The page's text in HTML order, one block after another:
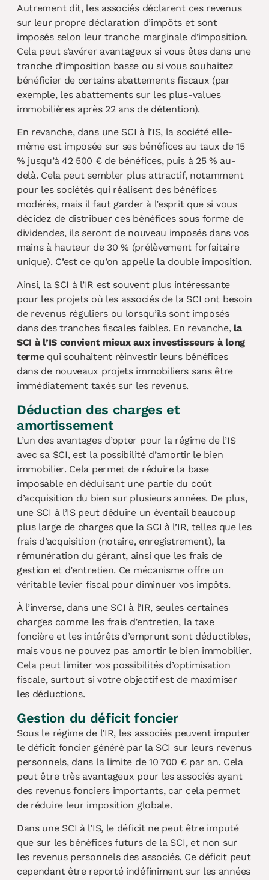
Autrement dit, les associés déclarent ces revenus
sur leur propre déclaration d’impôts et sont
imposés selon leur tranche marginale d’imposition.
Cela peut s’avérer avantageux si vous êtes dans une
tranche d’imposition basse ou si vous souhaitez
bénéficier de certains abattements fiscaux (par
exemple, les abattements sur les plus-values
immobilières après 22 ans de détention).
En revanche, dans une SCI à l’IS, la société elle-
même est imposée sur ses bénéfices au taux de 15
% jusqu’à 42 500 € de bénéfices, puis à 25 % au-
delà. Cela peut sembler plus attractif, notamment
pour les sociétés qui réalisent des bénéfices
modérés, mais il faut garder à l’esprit que si vous
décidez de distribuer ces bénéfices sous forme de
dividendes, ils seront de nouveau imposés dans vos
mains à hauteur de 30 % (prélèvement forfaitaire
unique). C’est ce qu’on appelle la double imposition.
Ainsi, la SCI à l’IR est souvent plus intéressante
pour les projets où les associés de la SCI ont besoin
de revenus réguliers ou lorsqu’ils sont imposés
dans des tranches fiscales faibles. En revanche, la
SCI à l’IS convient mieux aux investisseurs à long
termequi souhaitent réinvestir leurs bénéfices
dans de nouveaux projets immobiliers sans être
immédiatement taxés sur les revenus.
Déduction des charges et
amortissement
L’un des avantages d’opter pour la régime de l’IS
avec sa SCI, est la possibilité d’amortir le bien
immobilier. Cela permet de réduire la base
imposable en déduisant une partie du coût
d’acquisition du bien sur plusieurs années. De plus,
une SCI à l’IS peut déduire un éventail beaucoup
plus large de charges que la SCI à l’IR, telles que les
frais d’acquisition (notaire, enregistrement), la
rémunération du gérant, ainsi que les frais de
gestion et d’entretien. Ce mécanisme offre un
véritable levier fiscal pour diminuer vos impôts.
À l’inverse, dans une SCI à l’IR, seules certaines
charges comme les frais d’entretien, la taxe
foncière et les intérêts d’emprunt sont déductibles,
mais vous ne pouvez pas amortir le bien immobilier.
Cela peut limiter vos possibilités d’optimisation
fiscale, surtout si votre objectif est de maximiser
les déductions.
Gestion du déficit foncier
Sous le régime de l’IR, les associés peuvent imputer
le déficit foncier généré par la SCI sur leurs revenus
personnels, dans la limite de 10 700 € par an. Cela
peut être très avantageux pour les associés ayant
des revenus fonciers importants, car cela permet
de réduire leur imposition globale.
Dans une SCI à l’IS, le déficit ne peut être imputé
que sur les bénéfices futurs de la SCI, et non sur
les revenus personnels des associés. Ce déficit peut
cependant être reporté indéfiniment sur les années